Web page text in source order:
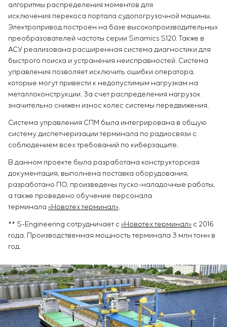
алгоритмы распределения моментов для
исключения перекоса портала судопогрузочной машины.
Электропривод построен на базе высокопроизводительных
преобразователей частоты серии Sinamics S120. Также в
АСУ реализована расширенная система диагностики для
быстрого поиска и устранения неисправностей. Система
управления позволяет исключить ошибки оператора,
которые могут привести к недопустимым нагрузкам на
металлоконструкции. За счет распределения нагрузок
значительно снижен износ колес системы передвижения.
Система управления СПМ была интегрирована в общую
систему диспетчеризации терминала по радиосвязи с
соблюдением всех требований по киберзащите.
В данном проекте была разработана конструкторская
документация, выполнена поставка оборудования,
разработано ПО, произведены пуско-наладочные работы,
а также проведено обучение персонала
терминала «Новотех терминал».
** S-Engineering сотрудничает с «Новотех терминал» с 2016
года. Производственная мощность терминала 3 млн тонн в
год.